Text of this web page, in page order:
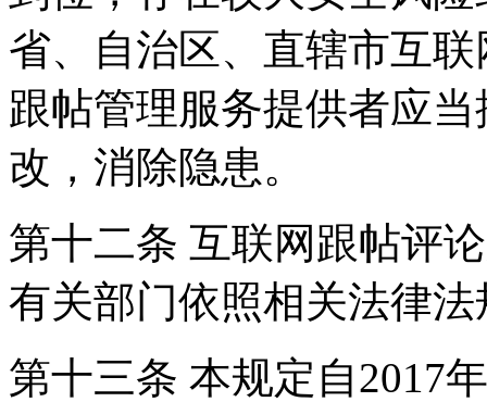
省、自治区、直辖市互
跟帖管理服务提供者应
改，消除隐患。
第十二条 互联网跟帖评
有关部门依照相关法律
第十三条 本规定自2017